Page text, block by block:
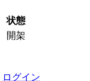
状態
開架
ログイン